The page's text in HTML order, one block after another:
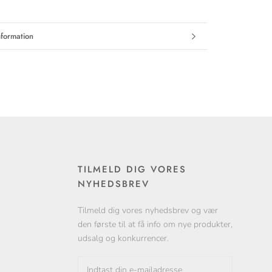
TILMELD DIG VORES
NYHEDSBREV
Tilmeld dig vores nyhedsbrev og vær
den første til at få info om nye produkter,
udsalg og konkurrencer.